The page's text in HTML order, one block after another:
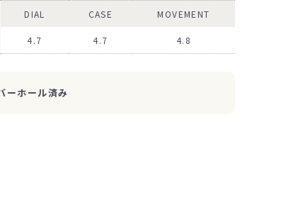
DIAL CASE MOVEMENT
4.7 4.7 4.8
ーホール済み